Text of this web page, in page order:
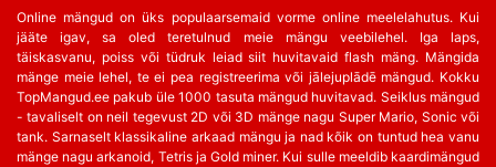
Online mängud on üks populaarsemaid vorme online meelelahutus. Kui
jääte igav, sa oled teretulnud meie mängu veebilehel. Iga laps,
täiskasvanu, poiss või tüdruk leiad siit huvitavaid flash mäng. Mängida
mänge meie lehel, te ei pea registreerima või jālejuplādē mängud. Kokku
TopMangud.ee pakub üle 1000 tasuta mängud huvitavad. Seiklus mängud
- tavaliselt on neil tegevust 2D või 3D mänge nagu Super Mario, Sonic või
tank. Sarnaselt klassikaline arkaad mängu ja nad kõik on tuntud hea vanu
mänge nagu arkanoid, Tetris ja Gold miner. Kui sulle meeldib kaardimängud